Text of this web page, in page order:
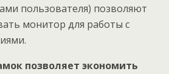
пользователя) позволяют
монитор для работы с
позволяет экономить